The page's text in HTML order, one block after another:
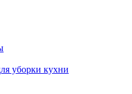
уборки кухни